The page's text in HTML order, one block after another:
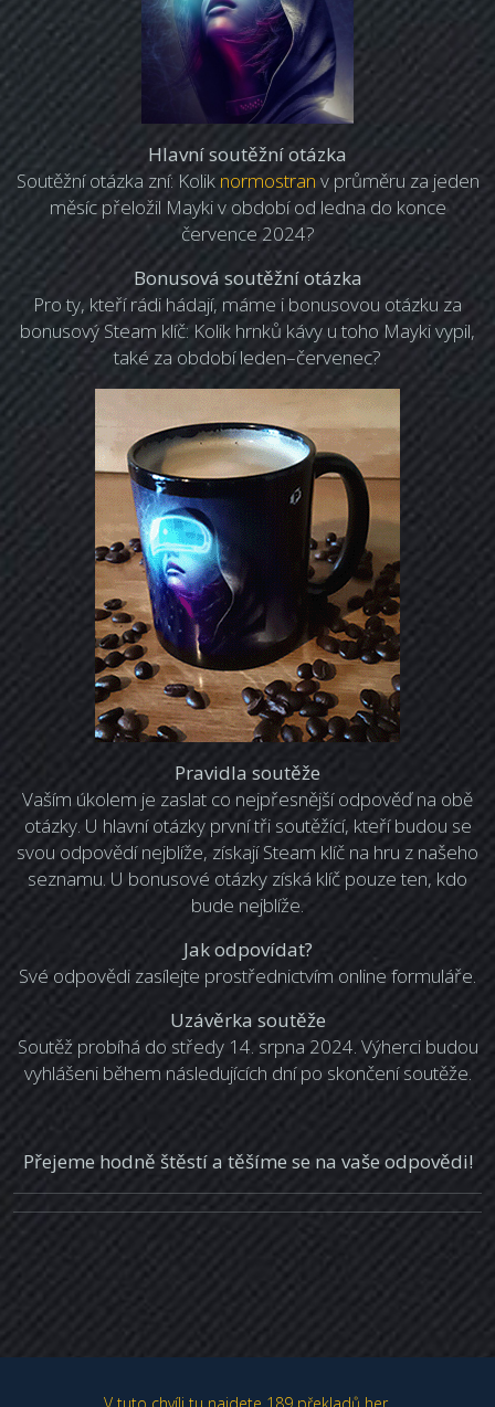
Hlavní soutěžní otázka
Soutěžní otázka zní: Kolik normostran v průměru za jeden
měsíc přeložil Mayki v období od ledna do konce
července 2024?
Bonusová soutěžní otázka
Pro ty, kteří rádi hádají, máme i bonusovou otázku za
bonusový Steam klíč: Kolik hrnků kávy u toho Mayki vypil,
také za období leden–červenec?
Pravidla soutěže
Vaším úkolem je zaslat co nejpřesnější odpověď na obě
otázky. U hlavní otázky první tři soutěžící, kteří budou se
svou odpovědí nejblíže, získají Steam klíč na hru z našeho
seznamu. U bonusové otázky získá klíč pouze ten, kdo
bude nejblíže.
Jak odpovídat?
Své odpovědi zasílejte prostřednictvím online formuláře.
Uzávěrka soutěže
Soutěž probíhá do středy 14. srpna 2024. Výherci budou
vyhlášeni během následujících dní po skončení soutěže.
Přejeme hodně štěstí a těšíme se na vaše odpovědi!